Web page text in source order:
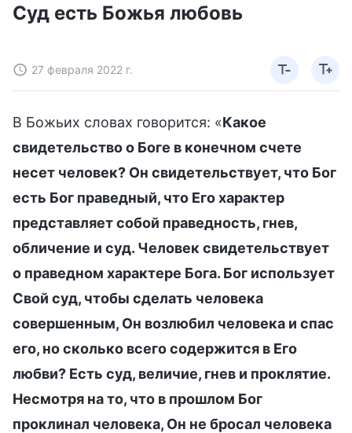
Суд есть Божья любовь
27 февраля 2022 г.
В Божьих словах говорится: «Какое
свидетельство о Боге в конечном счете
несет человек? Он свидетельствует, что Бог
есть Бог праведный, что Его характер
представляет собой праведность, гнев,
обличение и суд. Человек свидетельствует
о праведном характере Бога. Бог использует
Свой суд, чтобы сделать человека
совершенным, Он возлюбил человека и спас
его, но сколько всего содержится в Его
любви? Есть суд, величие, гнев и проклятие.
Несмотря на то, что в прошлом Бог
проклинал человека, Он не бросал человека